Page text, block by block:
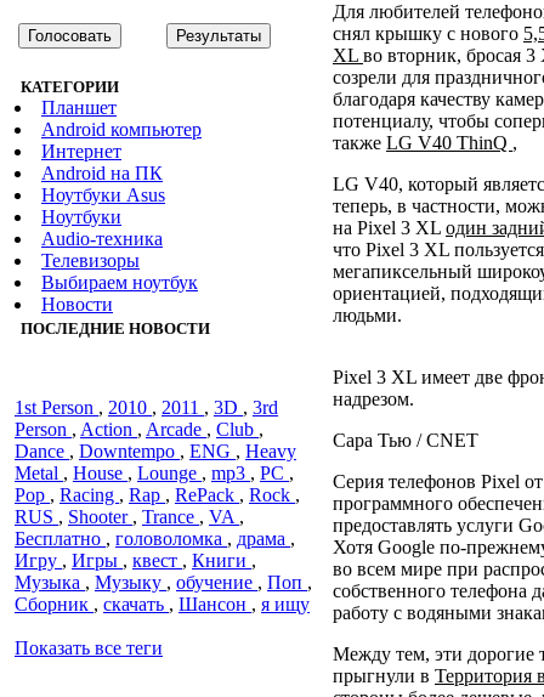
КАТЕГОРИИ
Планшет
Android компьютер
Интернет
Android на ПК
Ноутбуки Asus
Ноутбуки
Audiо-техника
Телевизоры
Выбираем ноутбук
Новости
ПОСЛЕДНИЕ НОВОСТИ
1st Person , 2010 , 2011 , 3D , 3rd
Person , Action , Arcade , Club ,
Dance , Downtempo , ENG , Heavy
Metal , House , Lounge , mp3 , PC ,
Pop , Racing , Rap , RePack , Rock ,
RUS , Shooter , Trance , VA ,
Бесплатно , головоломка , драма ,
Игру , Игры , квест , Книги ,
Музыка , Музыку , обучение , Поп ,
Сборник , скачать , Шансон , я ищу
Показать все теги
Для любителей
снял крышку с нового
XL во вторник, бросая
созрели для
благодаря качеству
потенциалу, чтобы
также LG V40 ThinQ ,
LG V40, который
теперь, в частности,
на Pixel 3 XL один
что Pixel 3 XL
мегапиксельный
ориентацией,
людьми.
Pixel 3 XL имеет две
надрезом.
Сара Тью / CNET
Серия телефонов Pixel
программного
предоставлять услуги
Хотя Google по-
во всем мире при
собственного телефона
работу с водяными
Между тем, эти дорогие
прыгнули в Территория